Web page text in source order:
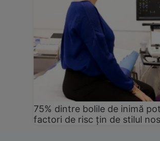
75% dintre bolile de inimă
factori de risc țin de stilul